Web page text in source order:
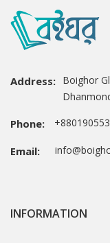
Address: Boighor
Phone:
Email:
INFORMATION